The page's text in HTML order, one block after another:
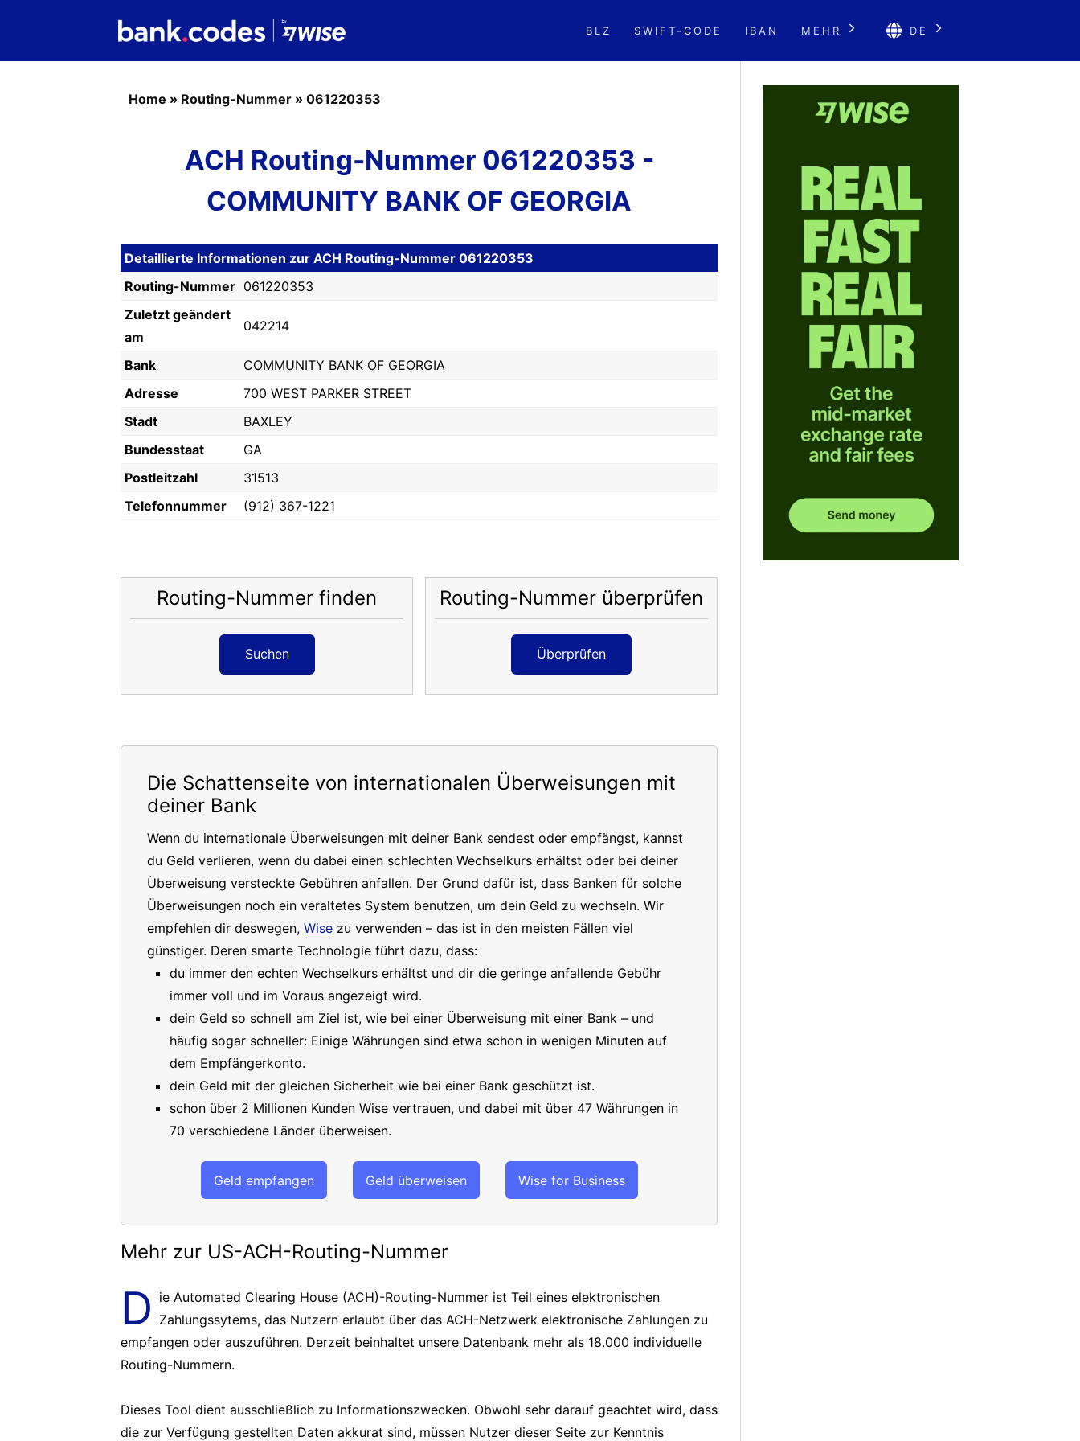
BLZ SWIFT-CODE IBAN MEHR DE
Home » Routing-Nummer » 061220353
ACH Routing-Nummer 061220353 -
COMMUNITY BANK OF GEORGIA
Detaillierte Informationen zur ACH Routing-Nummer 061220353
Routing-Nummer 061220353
Zuletzt geändert
am
042214
Bank
COMMUNITY BANK OF GEORGIA
Adresse
700 WEST PARKER STREET
Stadt
BAXLEY
Bundesstaat
GA
Postleitzahl
31513
Telefonnummer
(912) 367-1221
Routing-Nummer finden
Suchen
Routing-Nummer überprüfen
Überprüfen
Die Schattenseite von internationalen Überweisungen mit
deiner Bank
Wenn du internationale Überweisungen mit deiner Bank sendest oder empfängst, kannst
du Geld verlieren, wenn du dabei einen schlechten Wechselkurs erhältst oder bei deiner
Überweisung versteckte Gebühren anfallen. Der Grund dafür ist, dass Banken für solche
Überweisungen noch ein veraltetes System benutzen, um dein Geld zu wechseln. Wir
empfehlen dir deswegen, Wise zu verwenden – das ist in den meisten Fällen viel
günstiger. Deren smarte Technologie führt dazu, dass:
du immer den echten Wechselkurs erhältst und dir die geringe anfallende Gebühr
immer voll und im Voraus angezeigt wird.
dein Geld so schnell am Ziel ist, wie bei einer Überweisung mit einer Bank – und
häufig sogar schneller: Einige Währungen sind etwa schon in wenigen Minuten auf
dem Empfängerkonto.
dein Geld mit der gleichen Sicherheit wie bei einer Bank geschützt ist.
schon über 2 Millionen Kunden Wise vertrauen, und dabei mit über 47 Währungen in
70 verschiedene Länder überweisen.
Geld empfangen Geld überweisen Wise for Business
Mehr zur US-ACH-Routing-Nummer
D ie Automated Clearing House (ACH)-Routing-Nummer ist Teil eines elektronischen
Zahlungssytems, das Nutzern erlaubt über das ACH-Netzwerk elektronische Zahlungen zu
empfangen oder auszuführen. Derzeit beinhaltet unsere Datenbank mehr als 18.000 individuelle
Routing-Nummern.
Dieses Tool dient ausschließlich zu Informationszwecken. Obwohl sehr darauf geachtet wird, dass
die zur Verfügung gestellten Daten akkurat sind, müssen Nutzer dieser Seite zur Kenntnis